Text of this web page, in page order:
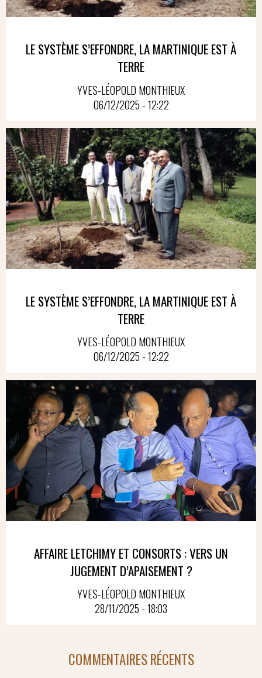
LE SYSTÈME S’EFFONDRE, LA MARTINIQUE EST À
TERRE
YVES-LÉOPOLD MONTHIEUX
06/12/2025 - 12:22
LE SYSTÈME S’EFFONDRE, LA MARTINIQUE EST À
TERRE
YVES-LÉOPOLD MONTHIEUX
06/12/2025 - 12:22
AFFAIRE LETCHIMY ET CONSORTS : VERS UN
JUGEMENT D’APAISEMENT ?
YVES-LÉOPOLD MONTHIEUX
28/11/2025 - 18:03
COMMENTAIRES RÉCENTS